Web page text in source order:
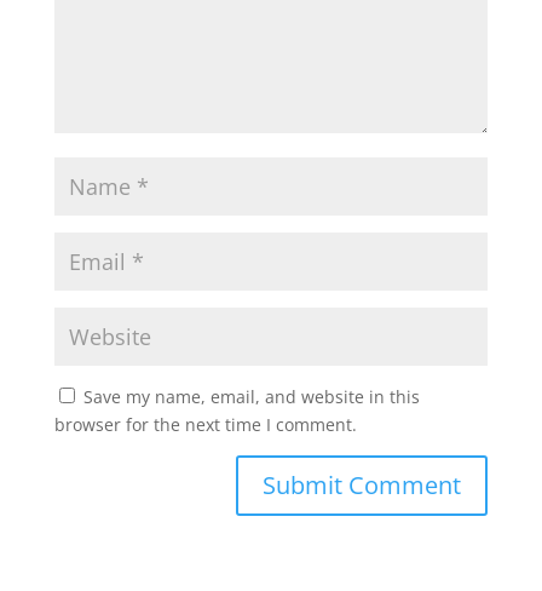
Save my name, email, and website in this
browser for the next time I comment.